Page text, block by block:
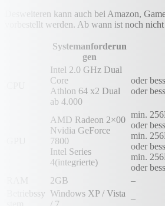
Desweiteren kann auch bei Amazon,
vorbestellt werden. Ab wann ist noch
Systemanforderun
gen
Intel 2.0 GHz Dual
Core
Athlon 64 x2 Dual
ab 4.000
oder
oder
AMD Radeon 2×00
Nvidia GeForce
7800
Intel Series
4(integrierte)
min.
oder
min.
oder
min.
oder
2GB
–
Betriebssy Windows XP / Vista
/ 7
–